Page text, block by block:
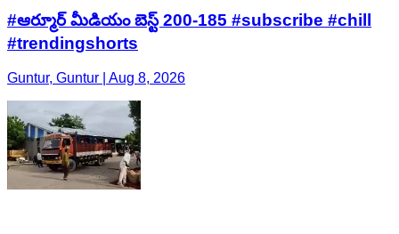
#ఆర్మూర్ మీడియం బెస్ట్ 200-185 #subscribe #chill
#trendingshorts
Guntur, Guntur | Aug 8, 2026